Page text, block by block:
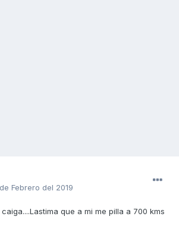
Febrero del 2019
que a mi me pilla a 700 kms